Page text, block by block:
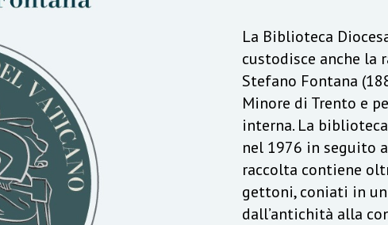
La Biblioteca
custodisce anche la
Stefano Fontana
Minore di Trento e
interna. La
nel 1976 in seguito
raccolta contiene
gettoni, coniati in
dall’antichità alla